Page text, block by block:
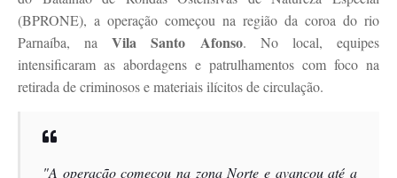
(BPRONE), a operação começou na região da coroa do rio
Parnaíba, naVila Santo Afonso. No local, equipes
intensificaram as abordagens e patrulhamentos com foco na
retirada de criminosos e materiais ilícitos de circulação.
"A operação começou na zona Norte e avançou até a